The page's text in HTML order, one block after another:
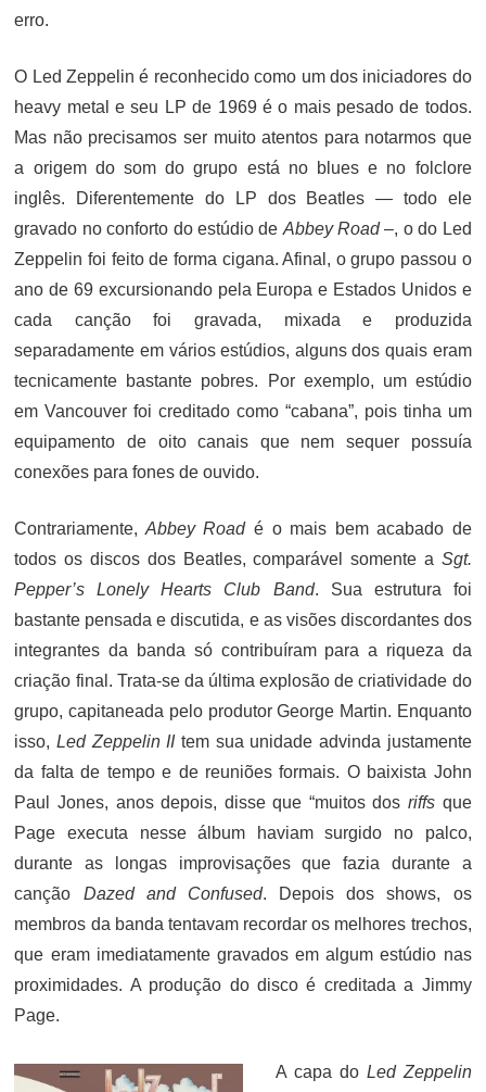
erro.
O Led Zeppelin é reconhecido como um dos iniciadores do
heavy metal e seu LP de 1969 é o mais pesado de todos.
Mas não precisamos ser muito atentos para notarmos que
a origem do som do grupo está no blues e no folclore
inglês. Diferentemente do LP dos Beatles — todo ele
gravado no conforto do estúdio de Abbey Road–, o do Led
Zeppelin foi feito de forma cigana. Afinal, o grupo passou o
ano de 69 excursionando pela Europa e Estados Unidos e
cada canção foi gravada, mixada e produzida
separadamente em vários estúdios, alguns dos quais eram
tecnicamente bastante pobres. Por exemplo, um estúdio
em Vancouver foi creditado como “cabana”, pois tinha um
equipamento de oito canais que nem sequer possuía
conexões para fones de ouvido.
Contrariamente, Abbey Roadé o mais bem acabado de
todos os discos dos Beatles, comparável somente a Sgt.
Pepper’s Lonely Hearts Club Band. Sua estrutura foi
bastante pensada e discutida, e as visões discordantes dos
integrantes da banda só contribuíram para a riqueza da
criação final. Trata-se da última explosão de criatividade do
grupo, capitaneada pelo produtor George Martin. Enquanto
isso,Led Zeppelin IItem sua unidade advinda justamente
da falta de tempo e de reuniões formais. O baixista John
Paul Jones, anos depois, disse que “muitos dos riffs que
Page executa nesse álbum haviam surgido no palco,
durante as longas improvisações que fazia durante a
canção Dazed and Confused. Depois dos shows, os
membros da banda tentavam recordar os melhores trechos,
que eram imediatamente gravados em algum estúdio nas
proximidades. A produção do disco é creditada a Jimmy
Page.
A capa doLed Zeppelin